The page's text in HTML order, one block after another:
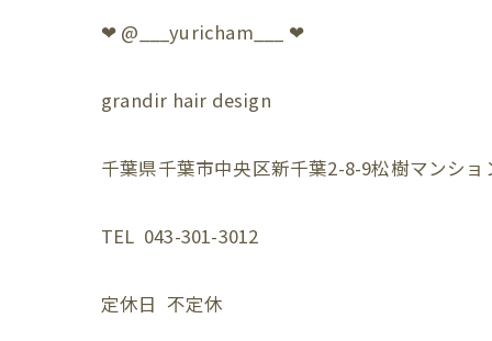
❤︎ @___yuricham___ ❤︎
grandir hair design
千葉県千葉市中央区新千葉2-8-9松樹マンショ
TEL 043-301-3012
定休日 不定休